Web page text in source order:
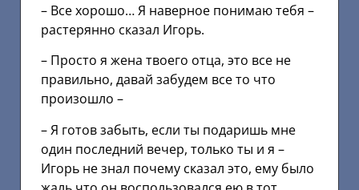
– Все хорошо… Я наверное понимаю тебя –
растерянно сказал Игорь.
– Просто я жена твоего отца, это все не
правильно, давай забудем все то что
произошло –
– Я готов забыть, если ты подаришь мне
один последний вечер, только ты и я –
Игорь не знал почему сказал это, ему было